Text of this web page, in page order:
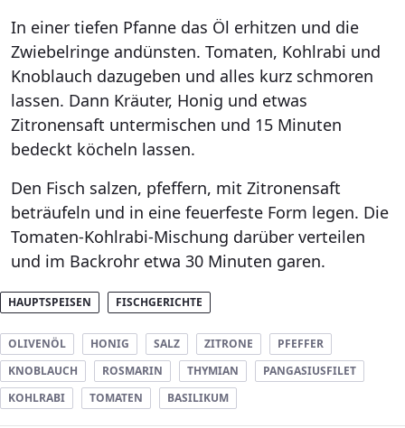
In einer tiefen Pfanne das Öl erhitzen und die
Zwiebelringe andünsten. Tomaten, Kohlrabi und
Knoblauch dazugeben und alles kurz schmoren
lassen. Dann Kräuter, Honig und etwas
Zitronensaft untermischen und 15 Minuten
bedeckt köcheln lassen.
Den Fisch salzen, pfeffern, mit Zitronensaft
beträufeln und in eine feuerfeste Form legen. Die
Tomaten-Kohlrabi-Mischung darüber verteilen
und im Backrohr etwa 30 Minuten garen.
HAUPTSPEISEN FISCHGERICHTE
OLIVENÖL HONIG SALZ ZITRONE
PFEFFER
KNOBLAUCH
ROSMARIN THYMIAN
PANGASIUSFILET
KOHLRABI
TOMATEN BASILIKUM